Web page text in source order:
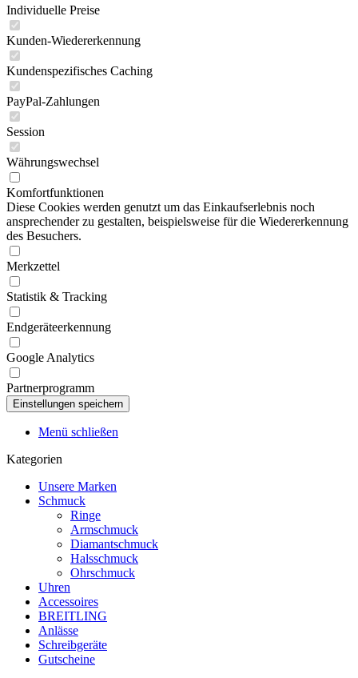
Individuelle Preise
Kunden-Wiedererkennung
Kundenspezifisches Caching
PayPal-Zahlungen
Session
Währungswechsel
Komfortfunktionen
Diese Cookies werden genutzt um das Einkaufserlebnis noch
ansprechender zu gestalten, beispielsweise für die Wiedererkennung
des Besuchers.
Merkzettel
Statistik & Tracking
Endgeräteerkennung
Google Analytics
Partnerprogramm
Menü schließen
Kategorien
Unsere Marken
Schmuck
Ringe
Armschmuck
Diamantschmuck
Halsschmuck
Ohrschmuck
Uhren
Accessoires
BREITLING
Anlässe
Schreibgeräte
Gutscheine